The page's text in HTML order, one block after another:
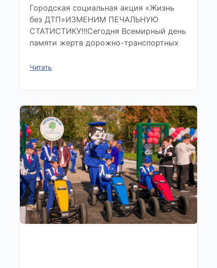
Городская социальная акция «Жизнь
без ДТП»ИЗМЕНИМ ПЕЧАЛЬНУЮ
СТАТИСТИКУ!!!Сегодня Всемирный день
памяти жертв дорожно-транспортных
Читать